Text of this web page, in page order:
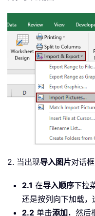
2. 当出现导入图片对话
2.1 在导入顺序下拉
还是按列向下加载，
2.2 单击添加，然后